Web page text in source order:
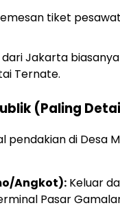
tiket
Jakarta
Ternate.
(Paling
pendakian di
Angkot): Keluar
Pasar